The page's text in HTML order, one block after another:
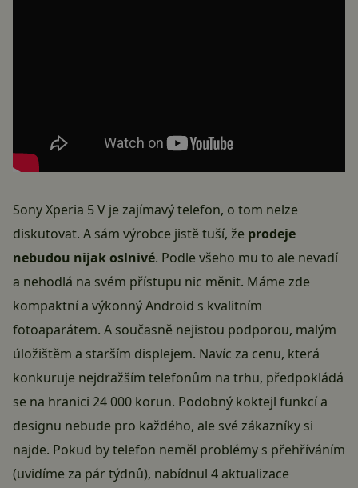
Sony Xperia 5 V je zajímavý telefon, o tom nelze
diskutovat. A sám výrobce jistě tuší, že prodeje
nebudou nijak oslnivé. Podle všeho mu to ale nevadí
a nehodlá na svém přístupu nic měnit. Máme zde
kompaktní a výkonný Android s kvalitním
fotoaparátem. A současně nejistou podporou, malým
úložištěm a starším displejem. Navíc za cenu, která
konkuruje nejdražším telefonům na trhu, předpokládá
se na hranici 24 000 korun. Podobný koktejl funkcí a
designu nebude pro každého, ale své zákazníky si
najde. Pokud by telefon neměl problémy s přehříváním
(uvidíme za pár týdnů), nabídnul 4 aktualizace